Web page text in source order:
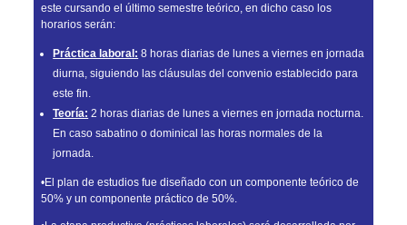
este cursando el último semestre teórico, en dicho caso los
horarios serán:
Práctica laboral: 8 horas diarias de lunes a viernes en jornada
diurna, siguiendo las cláusulas del convenio establecido para
este fin.
Teoría: 2 horas diarias de lunes a viernes en jornada nocturna.
En caso sabatino o dominical las horas normales de la
jornada.
•El plan de estudios fue diseñado con un componente teórico de
50% y un componente práctico de 50%.